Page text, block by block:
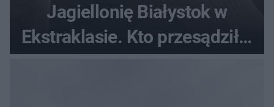
Jagiellonię Białystok w
Ekstraklasie. Kto przesądził o
losach meczu?